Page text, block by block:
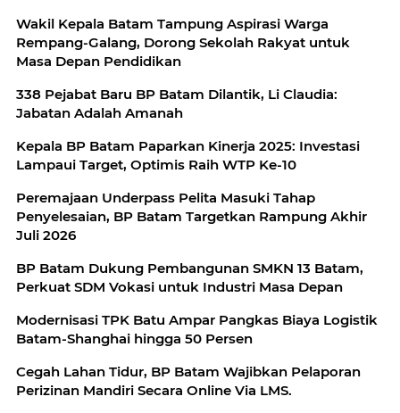
Wakil Kepala Batam Tampung Aspirasi Warga
Rempang-Galang, Dorong Sekolah Rakyat untuk
Masa Depan Pendidikan
338 Pejabat Baru BP Batam Dilantik, Li Claudia:
Jabatan Adalah Amanah
Kepala BP Batam Paparkan Kinerja 2025: Investasi
Lampaui Target, Optimis Raih WTP Ke-10
Peremajaan Underpass Pelita Masuki Tahap
Penyelesaian, BP Batam Targetkan Rampung Akhir
Juli 2026
BP Batam Dukung Pembangunan SMKN 13 Batam,
Perkuat SDM Vokasi untuk Industri Masa Depan
Modernisasi TPK Batu Ampar Pangkas Biaya Logistik
Batam-Shanghai hingga 50 Persen
Cegah Lahan Tidur, BP Batam Wajibkan Pelaporan
Perizinan Mandiri Secara Online Via LMS.